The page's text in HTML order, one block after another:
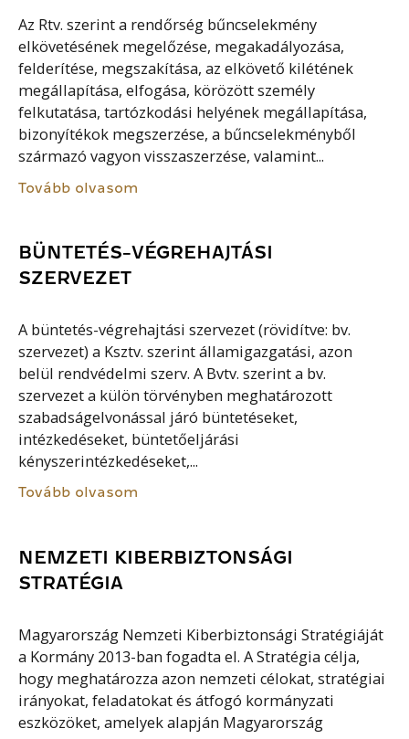
Az Rtv. szerint a rendőrség bűncselekmény
elkövetésének megelőzése, megakadályozása,
felderítése, megszakítása, az elkövető kilétének
megállapítása, elfogása, körözött személy
felkutatása, tartózkodási helyének megállapítása,
bizonyítékok megszerzése, a bűncselekményből
származó vagyon visszaszerzése, valamint...
Tovább olvasom
BÜNTETÉS-VÉGREHAJTÁSI
SZERVEZET
A büntetés-végrehajtási szervezet (rövidítve: bv.
szervezet) a Ksztv. szerint államigazgatási, azon
belül rendvédelmi szerv. A Bvtv. szerint a bv.
szervezet a külön törvényben meghatározott
szabadságelvonással járó büntetéseket,
intézkedéseket, büntetőeljárási
kényszerintézkedéseket,...
Tovább olvasom
NEMZETI KIBERBIZTONSÁGI
STRATÉGIA
Magyarország Nemzeti Kiberbiztonsági Stratégiáját
a Kormány 2013-ban fogadta el. A Stratégia célja,
hogy meghatározza azon nemzeti célokat, stratégiai
irányokat, feladatokat és átfogó kormányzati
eszközöket, amelyek alapján Magyarország